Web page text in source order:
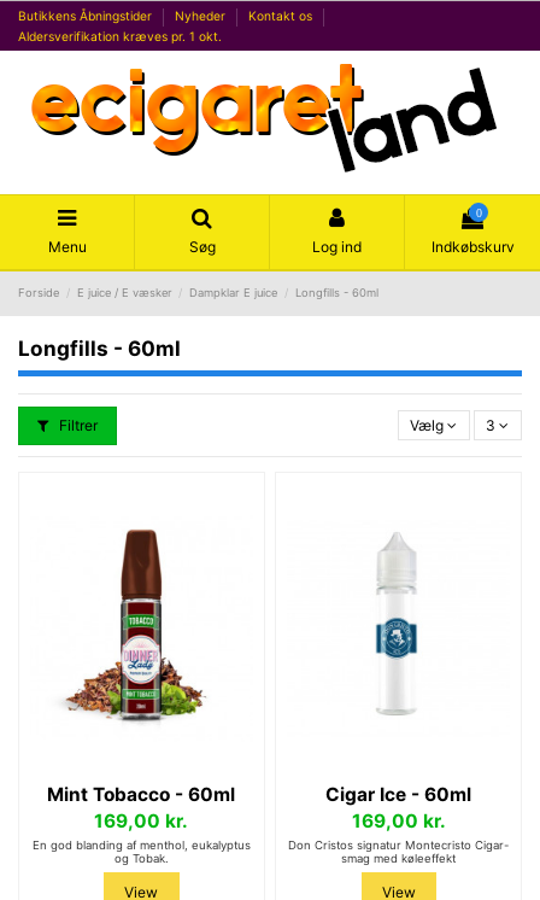
Butikkens Åbningstider Nyheder
Kontakt os
Aldersverifikation kræves pr. 1 okt.
Menu Søg Log ind
0
Indkøbskurv
Forside E juice / E væsker Dampklar E juice Longfills - 60ml
Longfills - 60ml
Filtrer Vælg 3
Mint Tobacco - 60ml
169,00 kr.
En god blanding af menthol, eukalyptus
og Tobak.
View
Cigar Ice - 60ml
169,00 kr.
Don Cristos signatur Montecristo Cigar-
smag med køleeffekt
View